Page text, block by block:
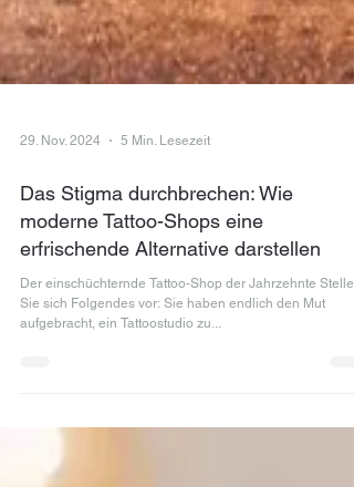
29. Nov. 2024 5 Min. Lesezeit
Das Stigma durchbrechen: Wie
erfrischende Alternative darstellen
Der einschüchternde Tattoo-Shop der Jahrzehnte Stellen